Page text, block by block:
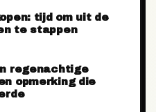
tijd om uit de
te stappen
regenachtige
opmerking die